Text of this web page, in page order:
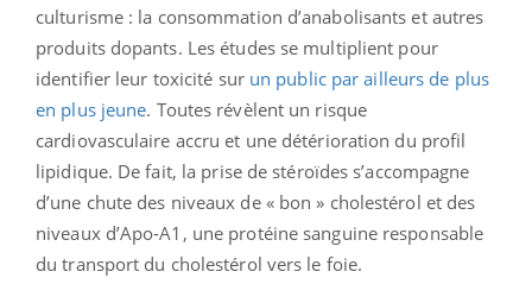
culturisme : la consommation d’anabolisants et autres
produits dopants. Les études se multiplient pour
identifier leur toxicité sur un public par ailleurs de plus
en plus jeune. Toutes révèlent un risque
cardiovasculaire accru et une détérioration du profil
lipidique. De fait, la prise de stéroïdes s’accompagne
d’une chute des niveaux de « bon » cholestérol et des
niveaux d’Apo-A1, une protéine sanguine responsable
du transport du cholestérol vers le foie.